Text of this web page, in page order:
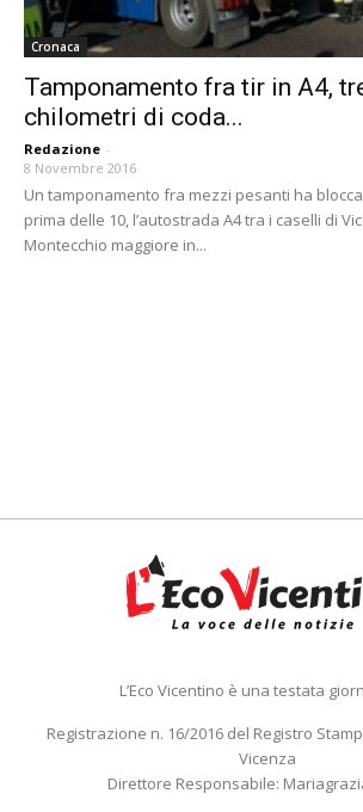
Cronaca
Tamponamento fra tir in A4,
chilometri di coda...
Redazione -
8 Novembre 2016
Un tamponamento fra mezzi pesanti ha
prima delle 10, l’autostrada A4 tra i caselli di
Montecchio maggiore in...
L’Eco Vicentino è una testata
Registrazione n. 16/2016 del Registro
Vicenza
Direttore Responsabile: